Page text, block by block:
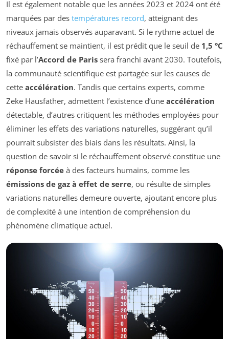
Il est également notable que les années 2023 et 2024 ont été
marquées par des températures record, atteignant des
niveaux jamais observés auparavant. Si le rythme actuel de
réchauffement se maintient, il est prédit que le seuil de 1,5 °C
fixé par l’Accord de Paris sera franchi avant 2030. Toutefois,
la communauté scientifique est partagée sur les causes de
cette accélération. Tandis que certains experts, comme
Zeke Hausfather, admettent l’existence d’une accélération
détectable, d’autres critiquent les méthodes employées pour
éliminer les effets des variations naturelles, suggérant qu’il
pourrait subsister des biais dans les résultats. Ainsi, la
question de savoir si le réchauffement observé constitue une
réponse forcée à des facteurs humains, comme les
émissions de gaz à effet de serre, ou résulte de simples
variations naturelles demeure ouverte, ajoutant encore plus
de complexité à une intention de compréhension du
phénomène climatique actuel.